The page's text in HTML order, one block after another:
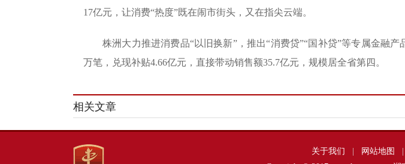
17亿元，让消费“热度”既在闹市街头，又在指尖云端。
株洲大力推进消费品“以旧换新”，推出“消费贷”“国补贷”等专属金融
万笔，兑现补贴4.66亿元，直接带动销售额35.7亿元，规模居全省第四。
相关文章
关于我们 网站地图